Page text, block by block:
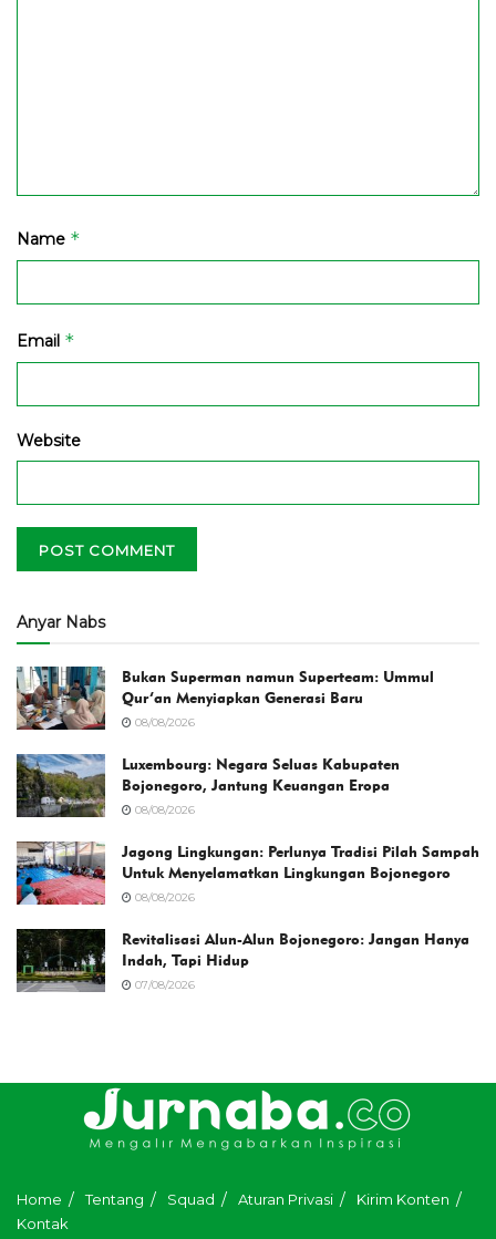
Name *
Email *
Website
Anyar Nabs
Bukan Superman namun Superteam: Ummul
Qur’an Menyiapkan Generasi Baru
08/08/2026
Luxembourg: Negara Seluas Kabupaten
Bojonegoro, Jantung Keuangan Eropa
08/08/2026
Jagong Lingkungan: Perlunya Tradisi Pilah Sampah
Untuk Menyelamatkan Lingkungan Bojonegoro
08/08/2026
Revitalisasi Alun-Alun Bojonegoro: Jangan Hanya
Indah, Tapi Hidup
07/08/2026
Home Tentang Squad Aturan Privasi
Kirim Konten
Kontak